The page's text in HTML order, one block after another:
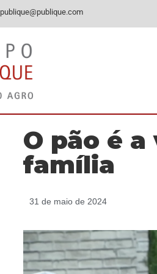
publique@publique.com
O pão é
família
31 de maio de 2024